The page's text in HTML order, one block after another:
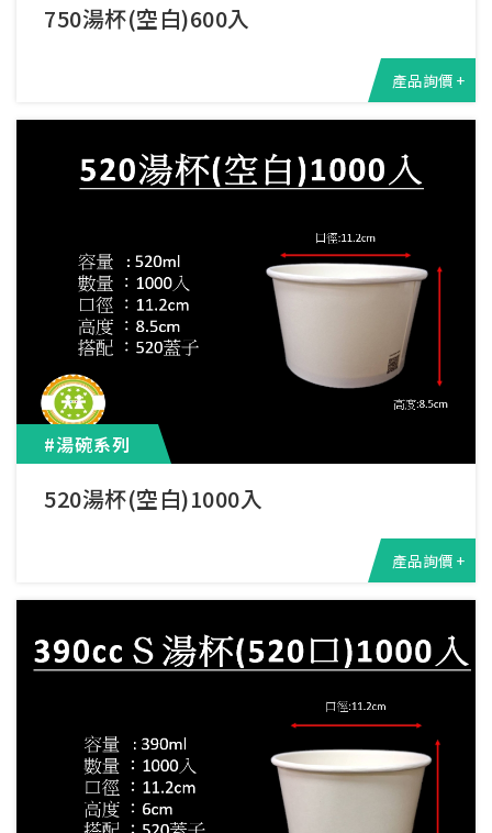
750湯杯(空白)600入
產品詢價 +
#湯碗系列
520湯杯(空白)1000入
產品詢價 +